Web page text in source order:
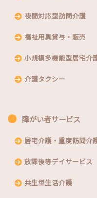
夜間対応型訪問介護
福祉用具貸与・販売
小規模多機能型居宅介
介護タクシー
障がい者サービス
居宅介護・重度訪問介
放課後等デイサービス
共生型生活介護